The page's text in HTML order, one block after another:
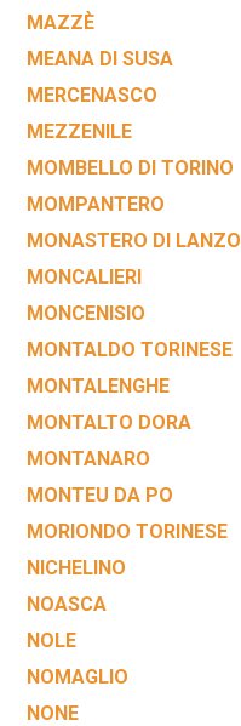
MAZZÈ
MEANA DI SUSA
MERCENASCO
MEZZENILE
MOMBELLO DI TORINO
MOMPANTERO
MONASTERO DI LANZO
MONCALIERI
MONCENISIO
MONTALDO TORINESE
MONTALENGHE
MONTALTO DORA
MONTANARO
MONTEU DA PO
MORIONDO TORINESE
NICHELINO
NOASCA
NOLE
NOMAGLIO
NONE